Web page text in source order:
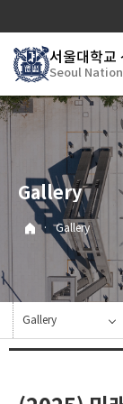
로
메
뉴
서울대학교
Seoul
Gallery
· Gallery
Gallery